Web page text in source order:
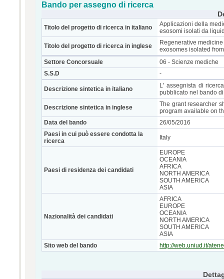
Bando per assegno di ricerca
Titolo del progetto di ricerca in italiano
Applicazioni della
esosomi isolati da
Titolo del progetto di ricerca in inglese
Regenerative
exosomes isolated
Settore Concorsuale
06 - Scienze mediche
S.S.D
-
Descrizione sintetica in italiano
L' assegnista di
pubblicato nel bando
Descrizione sintetica in inglese
The grant researcher
program available on
Data del bando
26/05/2016
Paesi in cui può essere condotta la
ricerca
Italy
Paesi di residenza dei candidati
EUROPE
OCEANIA
AFRICA
NORTH AMERICA
SOUTH AMERICA
ASIA
Nazionalità dei candidati
AFRICA
EUROPE
OCEANIA
NORTH AMERICA
SOUTH AMERICA
ASIA
Sito web del bando
http://web.uniud.it/